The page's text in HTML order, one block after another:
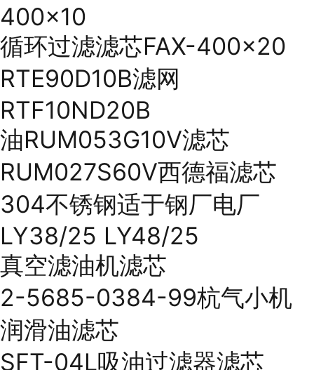
400×10
循环过滤滤芯FAX-400×20
RTE90D10B滤网
RTF10ND20B
油RUM053G10V滤芯
RUM027S60V西德福滤芯
304不锈钢适于钢厂电厂
LY38/25 LY48/25
真空滤油机滤芯
2-5685-0384-99杭气小机
润滑油滤芯
SFT-04L吸油过滤器滤芯